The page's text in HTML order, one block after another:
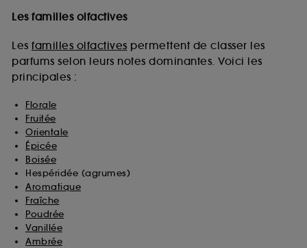
Les familles olfactives
Les familles olfactives permettent de classer les
parfums selon leurs notes dominantes. Voici les
principales :
Florale
Fruitée
Orientale
Épicée
Boisée
Hespéridée (agrumes)
Aromatique
Fraîche
Poudrée
Vanillée
Ambrée
collectées ou générées lors de votre activité en ligne
sur "continuer sans accepter". Voous pouvez à tout
moment choisir de retirer votrte consentement. Si vous
souhaitez obtenir plus d'information sur les cookies
utilisés, cliquez